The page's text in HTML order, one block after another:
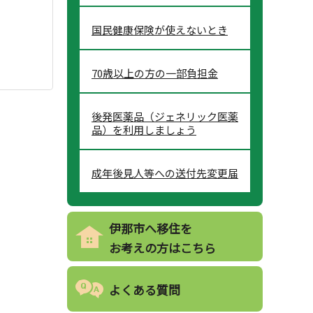
国民健康保険が使えないとき
70歳以上の方の一部負担金
後発医薬品（ジェネリック医薬
品）を利用しましょう
成年後見人等への送付先変更届
伊那市へ移住を
お考えの方はこちら
よくある質問